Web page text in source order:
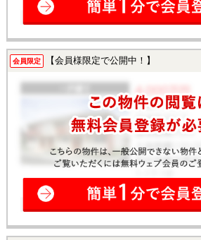
会員限定 【会員様限定で公開中！】